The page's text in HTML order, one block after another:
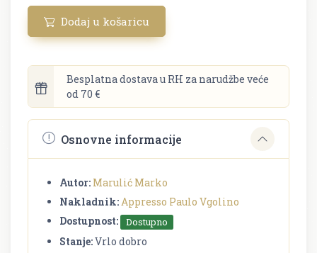
Dodaj u košaricu
Besplatna dostava u RH za narudžbe veće
od 70 €
Osnovne informacije
Autor: Marulić Marko
Nakladnik:Appresso Paulo Vgolino
Dostupnost:
Dostupno
Stanje:Vrlo dobro